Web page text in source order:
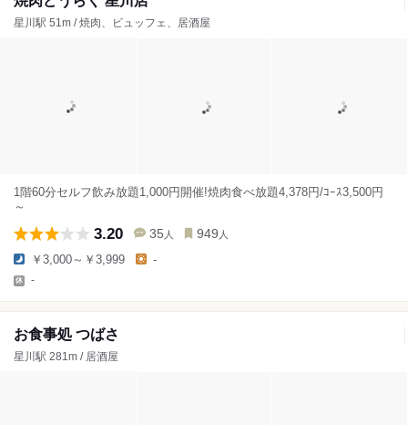
星川駅 51m / 焼肉、ビュッフェ、居酒屋
1階60分セルフ飲み放題1,000円開催!焼肉食べ放題4,378円/ｺｰｽ3,500円
～
3.20 35 人 949 人
￥3,000～￥3,999 -
-
お食事処 つばさ
星川駅 281m / 居酒屋